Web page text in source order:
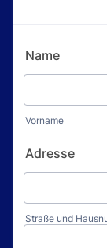
Name
Vorname
Adresse
Straße und